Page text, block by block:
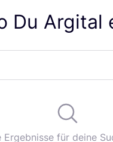
Du Argital
Ergebnisse für deine